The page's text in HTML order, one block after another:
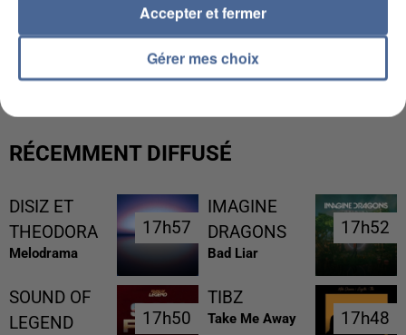
L’UN DES FONDATEURS SUPPOSÉS DE LA DZ
MAFIA INTERPELLÉ EN ALGÉRIE
RÉCEMMENT DIFFUSÉ
DISIZ ET
THEODORA
Melodrama
17h57
17h57
IMAGINE
DRAGONS
Bad Liar
17h52
17h52
SOUND OF
LEGEND
17h50
17h50
TIBZ
Take Me Away 17h48
17h48
Gérer mes choix
Accepter et fermer